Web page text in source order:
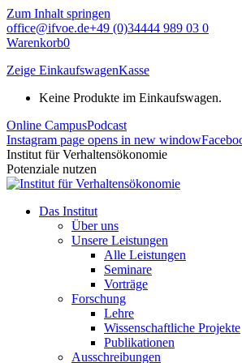
Zum Inhalt springen
office@ifvoe.de+49 (0)34444 989 03 0
Warenkorb0
Zeige EinkaufswagenKasse
Keine Produkte im Einkaufswagen.
Online CampusPodcast
Instagram page opens in new window
Institut für Verhaltensökonomie
Potenziale nutzen
Das Institut
Über uns
Unsere Leistungen
Alle Leistungen
Seminare
Vorträge
Forschung
Lehre
Wissenschaftliche Projekte
Publikationen
Ausschreibungen